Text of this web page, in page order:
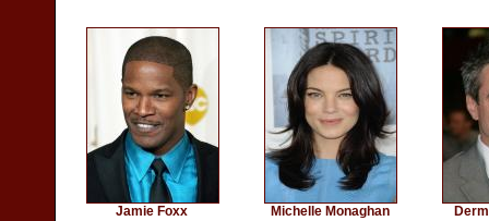
Jamie Foxx Michelle Monaghan